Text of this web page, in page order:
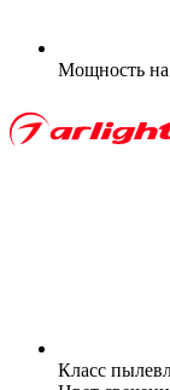
Мощность
Класс